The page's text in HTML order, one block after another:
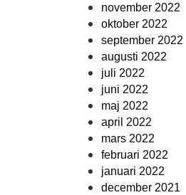
november 2022
oktober 2022
september 2022
augusti 2022
juli 2022
juni 2022
maj 2022
april 2022
mars 2022
februari 2022
januari 2022
december 2021